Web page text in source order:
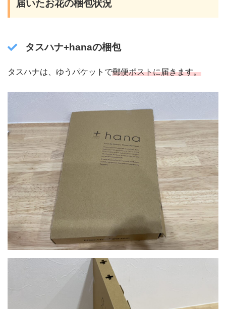
届いたお花の梱包状況
タスハナ+hanaの梱包
タスハナは、ゆうパケットで郵便ポストに届きます。